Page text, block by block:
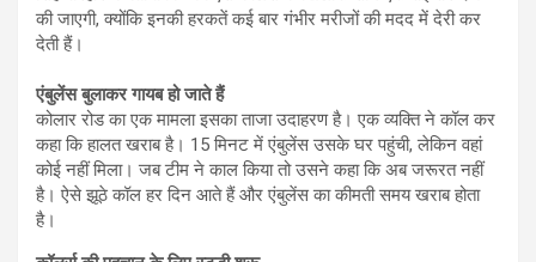
की जाएगी, क्योंकि इनकी हरकतें कई बार गंभीर मरीजों की मदद में देरी कर
देती हैं।
एंबुलेंस बुलाकर गायब हो जाते हैं
कोलार रोड का एक मामला इसका ताजा उदाहरण है। एक व्यक्ति ने कॉल कर
कहा कि हालत खराब है। 15 मिनट में एंबुलेंस उसके घर पहुंची, लेकिन वहां
कोई नहीं मिला। जब टीम ने काल किया तो उसने कहा कि अब जरूरत नहीं
है। ऐसे झूठे कॉल हर दिन आते हैं और एंबुलेंस का कीमती समय खराब होता
है।